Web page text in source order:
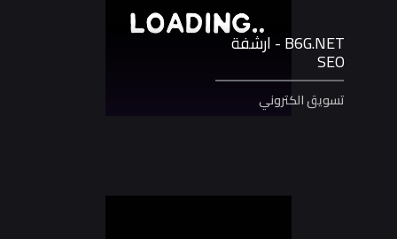
B6G.NET - ارشفة
SEO
تسويق الكتروني